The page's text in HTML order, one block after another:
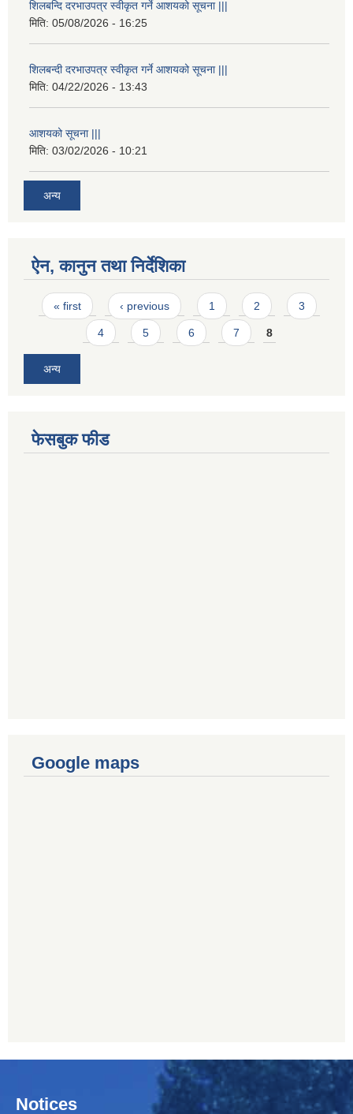
शिलबन्दि दरभाउपत्र स्वीकृत गर्ने आशयको सूचना |||
मिति: 05/08/2026 - 16:25
शिलबन्दी दरभाउपत्र स्वीकृत गर्ने आशयको सूचना |||
मिति: 04/22/2026 - 13:43
आशयको सूचना |||
मिति: 03/02/2026 - 10:21
अन्य
ऐन, कानुन तथा निर्देशिका
Pages
« first ‹ previous 1 2 3
4 5 6 7 8
अन्य
फेसबुक फीड
Google maps
Notices